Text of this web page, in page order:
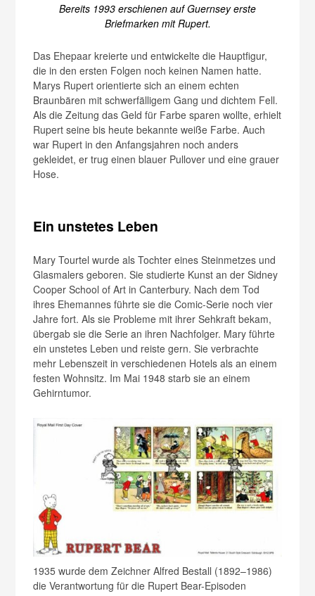
Bereits 1993 erschienen auf Guernsey erste
Briefmarken mit Rupert.
Das Ehepaar kreierte und entwickelte die Hauptfigur,
die in den ersten Folgen noch keinen Namen hatte.
Marys Rupert orientierte sich an einem echten
Braunbären mit schwerfälligem Gang und dichtem Fell.
Als die Zeitung das Geld für Farbe sparen wollte, erhielt
Rupert seine bis heute bekannte weiße Farbe. Auch
war Rupert in den Anfangsjahren noch anders
gekleidet, er trug einen blauer Pullover und eine grauer
Hose.
Ein unstetes Leben
Mary Tourtel wurde als Tochter eines Steinmetzes und
Glasmalers geboren. Sie studierte Kunst an der Sidney
Cooper School of Art in Canterbury. Nach dem Tod
ihres Ehemannes führte sie die Comic-Serie noch vier
Jahre fort. Als sie Probleme mit ihrer Sehkraft bekam,
übergab sie die Serie an ihren Nachfolger. Mary führte
ein unstetes Leben und reiste gern. Sie verbrachte
mehr Lebenszeit in verschiedenen Hotels als an einem
festen Wohnsitz. Im Mai 1948 starb sie an einem
Gehirntumor.
1935 wurde dem Zeichner Alfred Bestall (1892–1986)
die Verantwortung für die Rupert Bear-Episoden